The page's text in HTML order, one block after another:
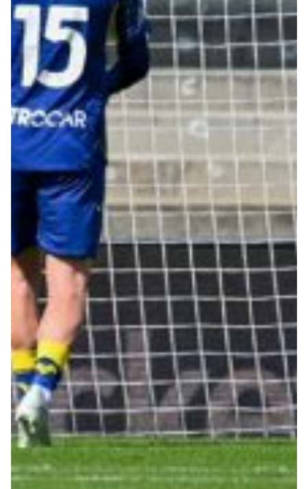
Robe di Kappa x Genoa
Vintage Collection
Red&Blue Voices
Kids
Accessori
Party
Outlet
Caffè Boasi x Genoa
Helan x Genoa
Isolani x Genoa
Gift Card Online Store
Fortissimo batte il mio cuor